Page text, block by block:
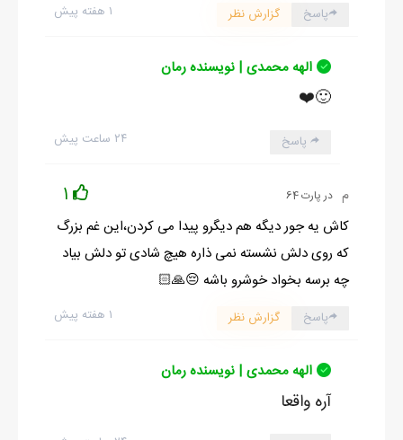
۱ هفته پیش پاسخ گزارش نظر
الهه محمدی | نویسنده رمان
🙂❤️
۲۴ ساعت پیش پاسخ
م در پارت 64 1
کاش یه جور دیگه هم دیگرو پیدا می کردن،این غم بزرگ
که روی دلش نشسته نمی ذاره هیچ شادی تو دلش بیاد
چه برسه بخواد خوشرو باشه 😔🙏🏻
۱ هفته پیش پاسخ گزارش نظر
الهه محمدی | نویسنده رمان
آره واقعا